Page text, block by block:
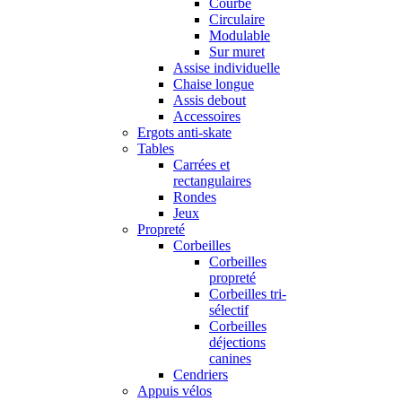
Courbe
Circulaire
Modulable
Sur muret
Assise individuelle
Chaise longue
Assis debout
Accessoires
Ergots anti-skate
Tables
Carrées et
rectangulaires
Rondes
Jeux
Propreté
Corbeilles
Corbeilles
propreté
Corbeilles tri-
sélectif
Corbeilles
déjections
canines
Cendriers
Appuis vélos